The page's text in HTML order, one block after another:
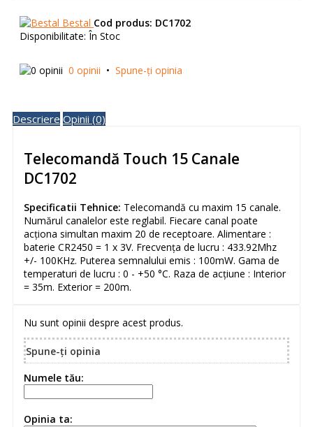
Bestal Cod produs: DC1702
Disponibilitate: În Stoc
0 opinii • Spune-ţi opinia
Descriere Opinii (0)
Telecomandă Touch 15 Canale
DC1702
Specificatii Tehnice: Telecomandă cu maxim 15 canale.
Numărul canalelor este reglabil. Fiecare canal poate
acționa simultan maxim 20 de receptoare. Alimentare :
baterie CR2450 = 1 x 3V. Frecvența de lucru : 433.92Mhz
+/- 100KHz. Puterea semnalului emis : 100mW. Gama de
temperaturi de lucru : 0 - +50 °C. Raza de acțiune : Interior
= 35m. Exterior = 200m.
Nu sunt opinii despre acest produs.
Spune-ţi opinia
Numele tău:
Opinia ta: